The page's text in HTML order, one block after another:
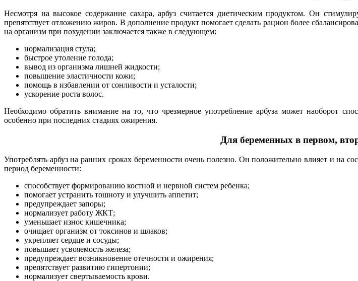
Несмотря на высокое содержание сахара, арбуз считается диетическим продуктом. Он
препятствует отложению жиров. В дополнение продукт помогает сделать рацион более
на организм при похудении заключается также в следующем:
нормализация стула;
быстрое утоление голода;
вывод из организма лишней жидкости;
повышение эластичности кожи;
помощь в избавлении от сонливости и усталости;
ускорение роста волос.
Необходимо обратить внимание на то, что чрезмерное употребление арбуза может наоборот
особенно при последних стадиях ожирения.
Для беременных в первом,
Употреблять арбуз на ранних сроках беременности очень полезно. Он положительно влияет и на
период беременности:
способствует формированию костной и нервной систем ребенка;
помогает устранить тошноту и улучшить аппетит;
предупреждает запоры;
нормализует работу ЖКТ;
уменьшает износ кишечника;
очищает организм от токсинов и шлаков;
укрепляет сердце и сосуды;
повышает усвояемость железа;
предупреждает возникновение отечности и ожирения;
препятствует развитию гипертонии;
нормализует свертываемость крови.